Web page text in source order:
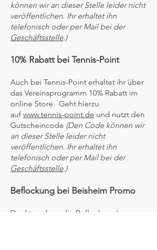
können wir an dieser Stelle leider nicht
veröffentlichen. Ihr erhaltet ihn
telefonisch oder per Mail bei der
Geschäftsstelle.)
10% Rabatt bei Tennis-Point
Auch bei Tennis-Point erhaltet ihr über
das Vereinsprogramm 10% Rabatt im
online Store. Geht hierzu
auf www.tennis-point.de und nutzt den
Gutscheincode (Den Code können wir
an dieser Stelle leider nicht
veröffentlichen. Ihr erhaltet ihn
telefonisch oder per Mail bei der
Geschäftsstelle.)
Beflockung bei Beisheim Promo
Denkt auch an die Beflockung!